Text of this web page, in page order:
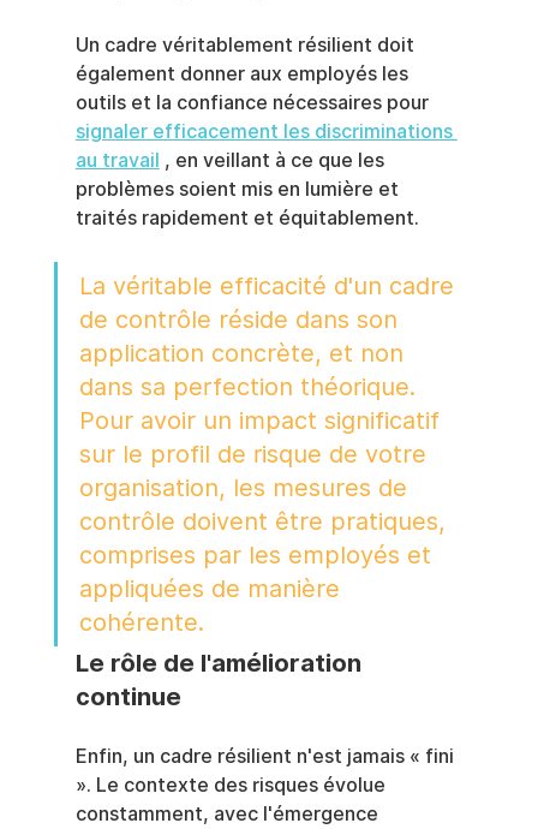
Un cadre véritablement résilient doit
également donner aux employés les
outils et la confiance nécessaires pour
signaler efficacement les discriminations
au travail , en veillant à ce que les
problèmes soient mis en lumière et
traités rapidement et équitablement.
La véritable efficacité d'un cadre
de contrôle réside dans son
application concrète, et non
dans sa perfection théorique.
Pour avoir un impact significatif
sur le profil de risque de votre
organisation, les mesures de
contrôle doivent être pratiques,
comprises par les employés et
appliquées de manière
cohérente.
Le rôle de l'amélioration
continue
Enfin, un cadre résilient n'est jamais « fini
». Le contexte des risques évolue
constamment, avec l'émergence